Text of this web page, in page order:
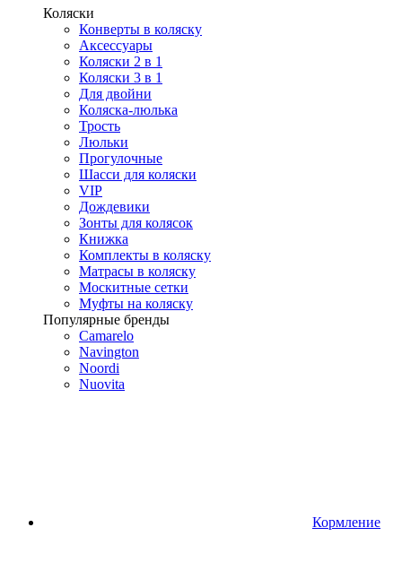
Коляски
Конверты в коляску
Аксессуары
Коляски 2 в 1
Коляски 3 в 1
Для двойни
Коляска-люлька
Трость
Люльки
Прогулочные
Шасси для коляски
VIP
Дождевики
Зонты для колясок
Книжка
Комплекты в коляску
Матрасы в коляску
Москитные сетки
Муфты на коляску
Популярные бренды
Camarelo
Navington
Noordi
Nuovita
Кормление